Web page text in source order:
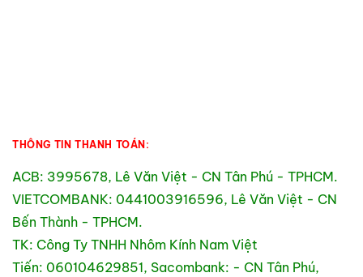
THÔNG TIN THANH TOÁN:
ACB: 3995678, Lê Văn Việt - CN Tân Phú - TPHCM.
VIETCOMBANK: 0441003916596, Lê Văn Việt - CN
Bến Thành - TPHCM.
TK: Công Ty TNHH Nhôm Kính Nam Việt
Tiến: 060104629851, Sacombank: - CN Tân Phú,